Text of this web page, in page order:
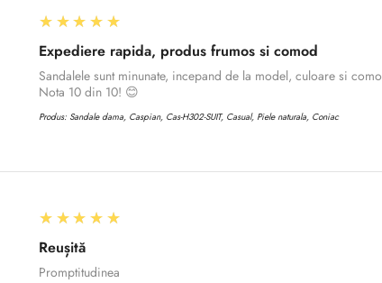
5
★★★★★
Expediere rapida, produs frumos si comod
Sandalele sunt minunate, incepand de la model, culoare si
Nota 10 din 10! 😊
Produs: Sandale dama, Caspian, Cas-H302-SUIT, Casual, Piele naturala, Coniac
5
★★★★★
Reușită
Promptitudinea